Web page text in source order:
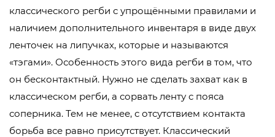
классического регби с упрощёнными правилами и
наличием дополнительного инвентаря в виде двух
ленточек на липучках, которые и называются
«тэгами». Особенность этого вида регби в том, что
он бесконтактный. Нужно не сделать захват как в
классическом регби, а сорвать ленту с пояса
соперника. Тем не менее, с отсутствием контакта
борьба все равно присутствует. Классический